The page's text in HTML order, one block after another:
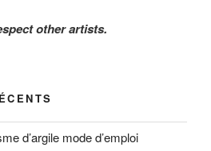
other artists.
d’argile mode d’emploi